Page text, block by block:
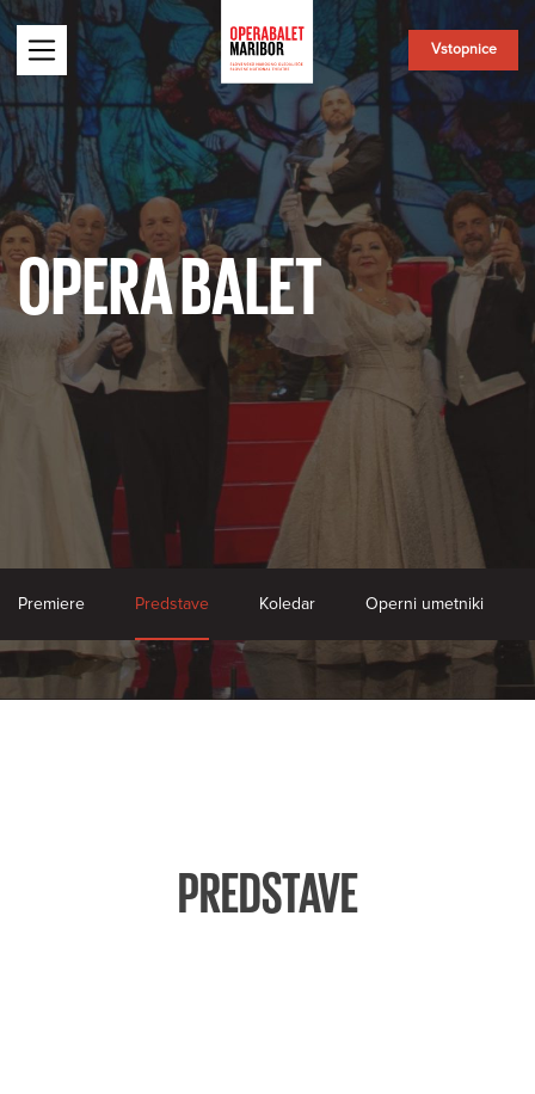
Vstopnice
OPERA BALET
Premiere Predstave Koledar Operni umetniki
PREDSTAVE